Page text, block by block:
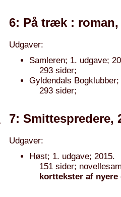
6: På træk : roman,
Udgaver:
Samleren; 1. udgave;
293 sider;
Gyldendals
293 sider;
7: Smittespredere,
Udgaver:
Høst; 1. udgave; 2015.
151 sider;
korttekster af